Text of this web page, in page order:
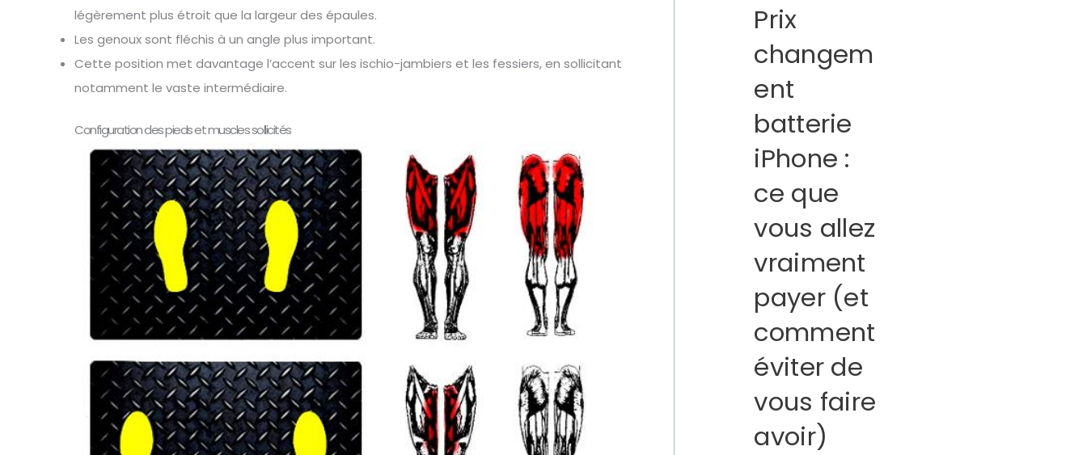
légèrement plus étroit que la largeur des épaules.
Les genoux sont fléchis à un angle plus important.
Cette position met davantage l’accent sur les ischio-jambiers et les fessiers, en sollicitant
notamment le vaste intermédiaire.
Configuration des pieds et muscles sollicités
Prix
changem
ent
batterie
iPhone :
ce que
vous allez
vraiment
payer (et
comment
éviter de
vous faire
avoir)